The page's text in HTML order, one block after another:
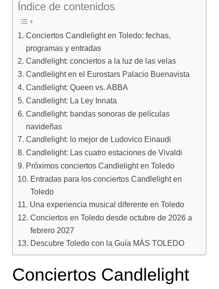
Índice de contenidos
Conciertos Candlelight en Toledo: fechas,
programas y entradas
Candlelight: conciertos a la luz de las velas
Candlelight en el Eurostars Palacio Buenavista
Candlelight: Queen vs. ABBA
Candlelight: La Ley Innata
Candlelight: bandas sonoras de películas
navideñas
Candlelight: lo mejor de Ludovico Einaudi
Candlelight: Las cuatro estaciones de Vivaldi
Próximos conciertos Candlelight en Toledo
Entradas para los conciertos Candlelight en
Toledo
Una experiencia musical diferente en Toledo
Conciertos en Toledo desde octubre de 2026 a
febrero 2027
Descubre Toledo con la Guía MÁS TOLEDO
Conciertos Candlelight